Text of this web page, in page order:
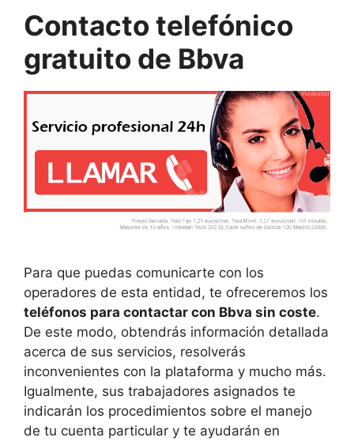
Contacto telefónico
gratuito de Bbva
Para que puedas comunicarte con los
operadores de esta entidad, te ofreceremos los
teléfonos para contactar con Bbva sin coste.
De este modo, obtendrás información detallada
acerca de sus servicios, resolverás
inconvenientes con la plataforma y mucho más.
Igualmente, sus trabajadores asignados te
indicarán los procedimientos sobre el manejo
de tu cuenta particular y te ayudarán en